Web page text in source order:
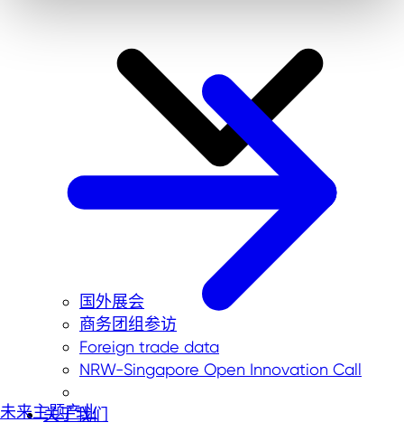
国外展会
商务团组参访
Foreign trade data
NRW-Singapore Open Innovation Call
关于我们
未来主题产业